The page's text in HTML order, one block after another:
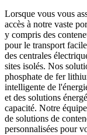
Lorsque vous vous
accès à notre vaste
y compris des
pour le transport
des centrales
sites isolés. Nos
phosphate de fer
intelligente de
et des solutions
capacité. Notre
de solutions de
personnalisées pour